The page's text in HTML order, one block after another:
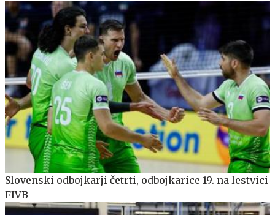
Slovenski odbojkarji četrti, odbojkarice 19. na lestvici
FIVB